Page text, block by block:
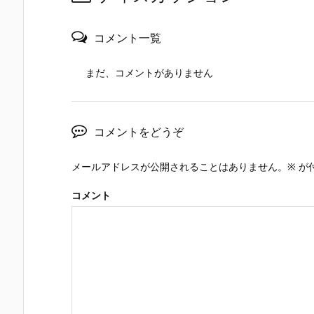
コメント一覧
まだ、コメントがありません
コメントをどうぞ
メールアドレスが公開されることはありません。 ※ が
コメント